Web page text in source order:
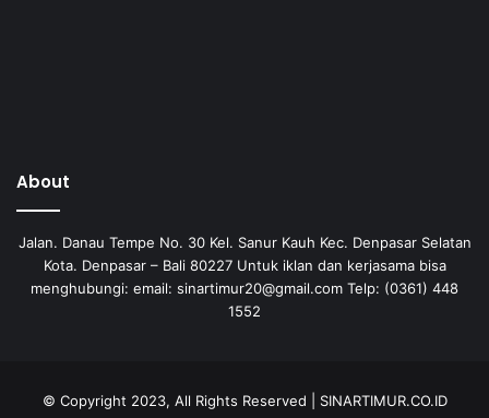
About
Jalan. Danau Tempe No. 30 Kel. Sanur Kauh Kec. Denpasar Selatan
Kota. Denpasar – Bali 80227 Untuk iklan dan kerjasama bisa
menghubungi: email: sinartimur20@gmail.com Telp: (0361) 448
1552
© Copyright 2023, All Rights Reserved | SINARTIMUR.CO.ID